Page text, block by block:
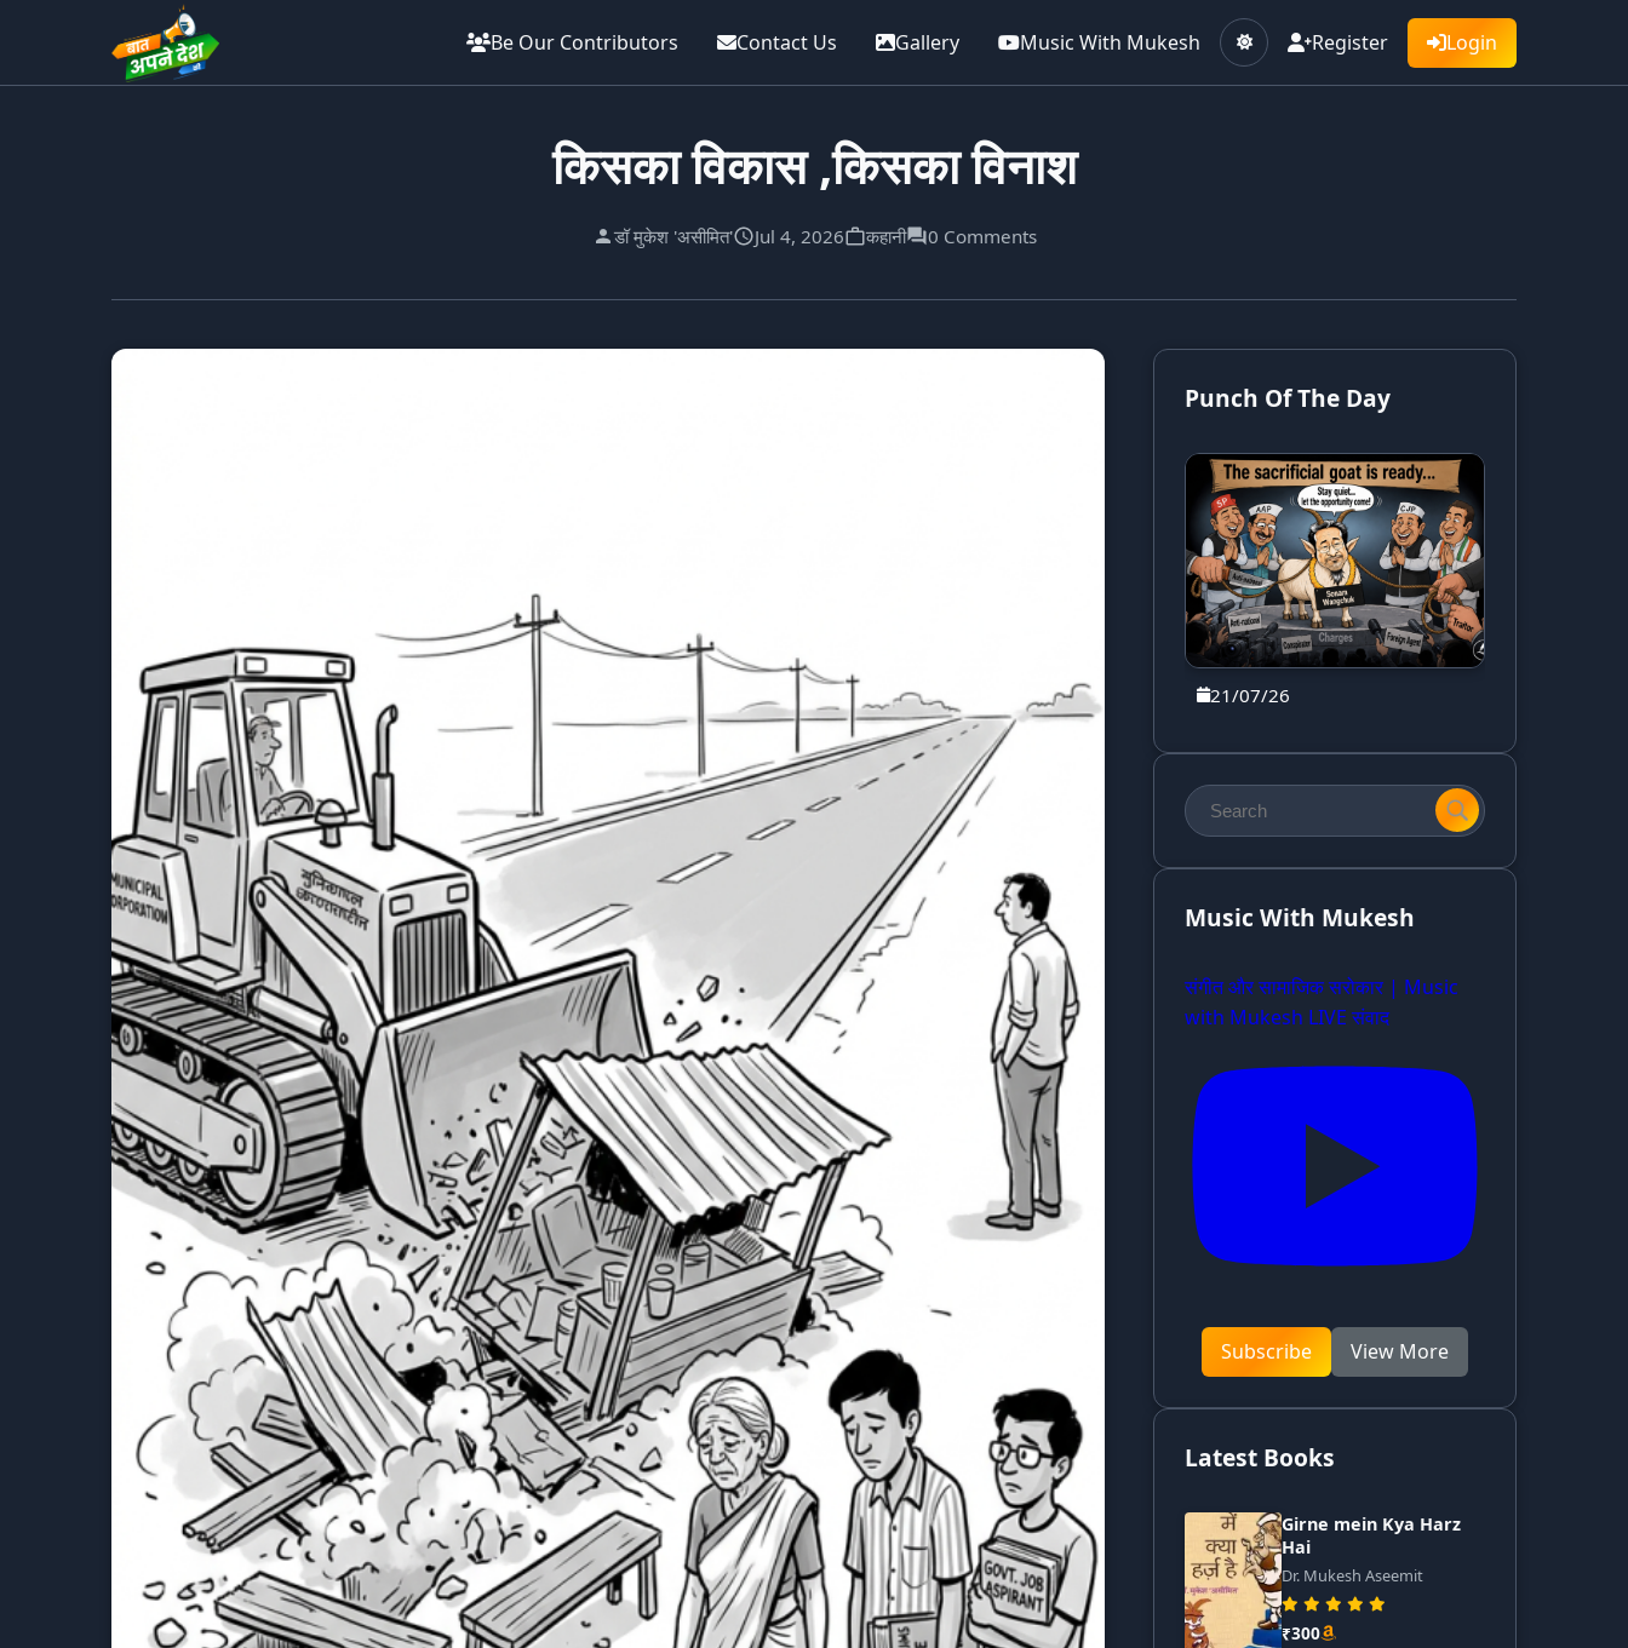
Be Our Contributors Contact Us Gallery Music With Mukesh Register Login
किसका विकास ,किसका विनाश
डॉ मुकेश 'असीमित' Jul 4, 2026 कहानी 0 Comments
Punch Of The Day
21/07/26
Music With Mukesh
संगीत और सामाजिक सरोकार | Music
with Mukesh LIVE संवाद
Subscribe View More
Latest Books
Girne mein Kya Harz
Hai
Dr. Mukesh Aseemit
₹300